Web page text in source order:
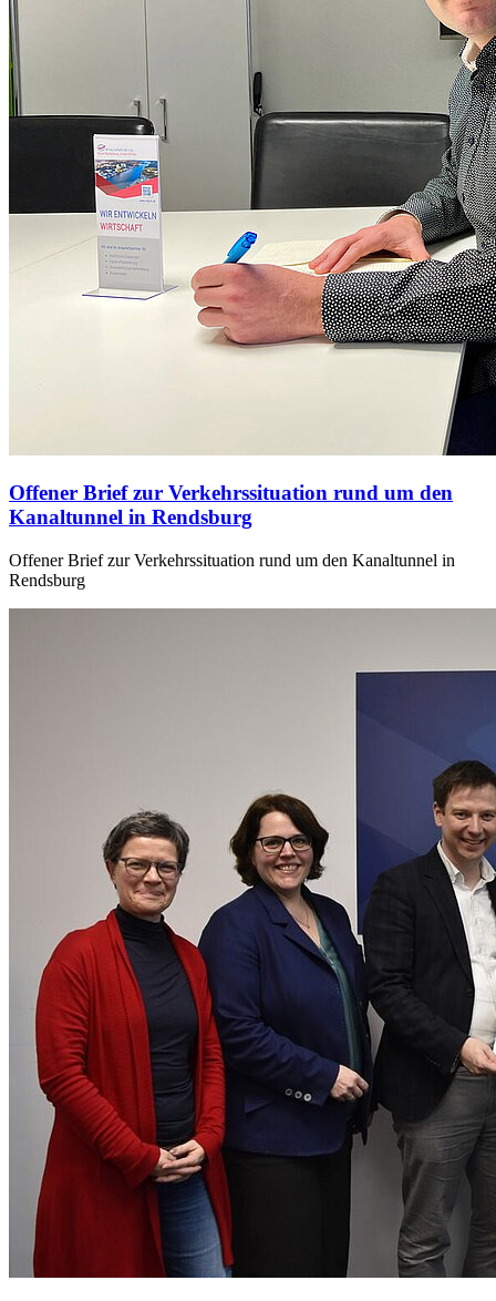
Offener Brief zur Verkehrssituation rund um den
Kanaltunnel in Rendsburg
Offener Brief zur Verkehrssituation rund um den Kanaltunnel in
Rendsburg